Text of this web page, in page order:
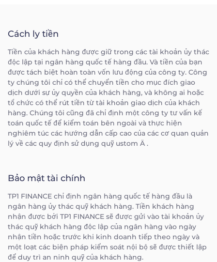
Cách ly tiền
Tiền của khách hàng được giữ trong các tài khoản ủy thác
độc lập tại ngân hàng quốc tế hàng đầu. Và tiền của bạn
được tách biệt hoàn toàn vốn lưu động của công ty. Công
ty chúng tôi chỉ có thể chuyển tiền cho mục đích giao
dịch dưới sự ủy quyền của khách hàng, và không ai hoặc
tổ chức có thể rút tiền từ tài khoản giao dịch của khách
hàng. Chúng tôi cũng đã chỉ định một công ty tư vấn kế
toán quốc tế để kiểm toán bên ngoài và thực hiện
nghiêm túc các hướng dẫn cấp cao của các cơ quan quản
lý về các quy định sử dụng quỹ ustom Ä .
Bảo mật tài chính
TP1 FINANCE chỉ định ngân hàng quốc tế hàng đầu là
ngân hàng ủy thác quỹ khách hàng. Tiền khách hàng
nhận được bởi TP1 FINANCE sẽ được gửi vào tài khoản ủy
thác quỹ khách hàng độc lập của ngân hàng vào ngày
nhận tiền hoặc trước khi kinh doanh tiếp theo ngày và
một loạt các biện pháp kiểm soát nội bộ sẽ được thiết lập
để duy trì an ninh quỹ của khách hàng.